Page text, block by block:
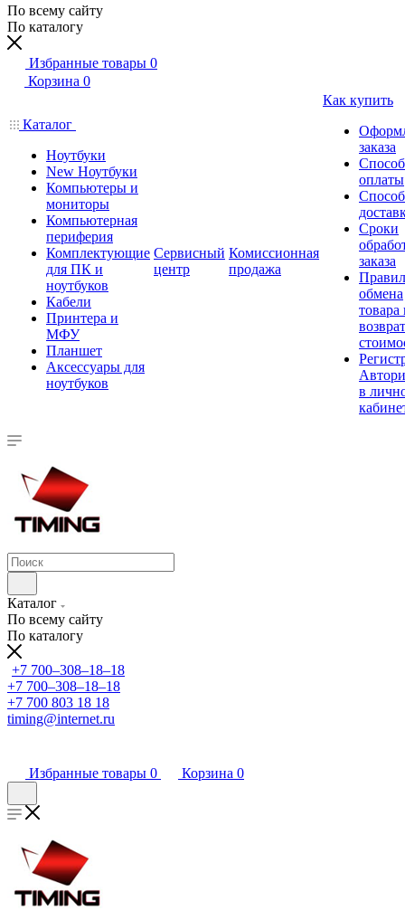
По всему сайту
По каталогу
Избранные товары 0
Корзина 0
Каталог
Ноутбуки
New Ноутбуки
Компьютеры и
мониторы
Компьютерная
периферия
Комплектующие
для ПК и
ноутбуков
Кабели
Принтера и
МФУ
Планшет
Аксессуары для
ноутбуков
Сервисный
центр
Комиссионная
продажа
Как купить
заказа
оплаты
Сроки
заказа
обмена
товара
в
Каталог
По всему сайту
По каталогу
+7 700‒308‒18‒18
+7 700‒308‒18‒18
+7 700 803 18 18
timing@internet.ru
Избранные товары 0 Корзина 0